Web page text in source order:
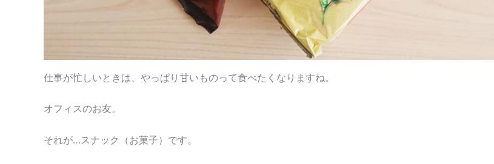
仕事が忙しいときは、やっぱり甘いものって食べたくなりますね。
オフィスのお友。
それが…スナック（お菓子）です。